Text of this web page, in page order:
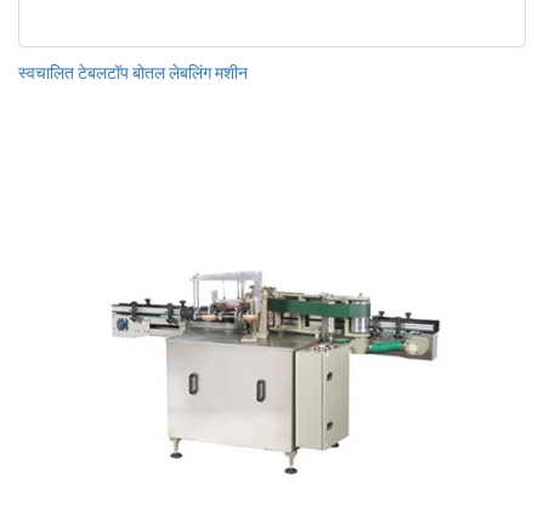
स्वचालित टेबलटॉप बोतल लेबलिंग मशीन